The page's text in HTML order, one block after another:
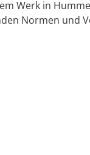
Werk in
Normen und